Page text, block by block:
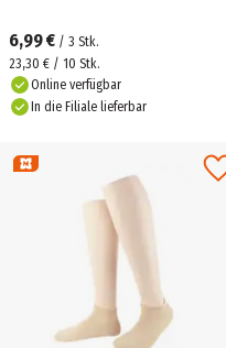
6,99 € / 3 Stk.
23,30 € / 10 Stk.
Online verfügbar
In die Filiale lieferbar